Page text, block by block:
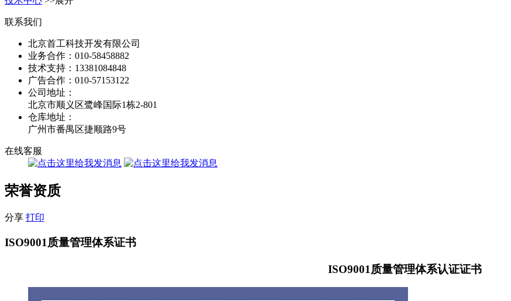
联系我们
北京首工科技开发有限公司
业务合作： 010-58458882
技术支持： 13381084848
广告合作： 010-57153122
公司地址：
北京市顺义区鹭峰国际1栋2-801
仓库地址：
广州市番禺区捷顺路9号
在线客服
荣誉资质
分享 打印
ISO9001质量管理体系证书
ISO9001 质量管理体系认证证书